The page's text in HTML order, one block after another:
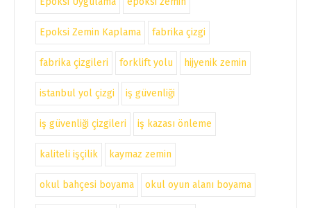
Epoksi Zemin Kaplama fabrika çizgi
fabrika çizgileri forklift yolu hijyenik zemin
istanbul yol çizgi iş güvenliği
iş güvenliği çizgileri iş kazası önleme
kaliteli işçilik kaymaz zemin
okul bahçesi boyama okul oyun alanı boyama